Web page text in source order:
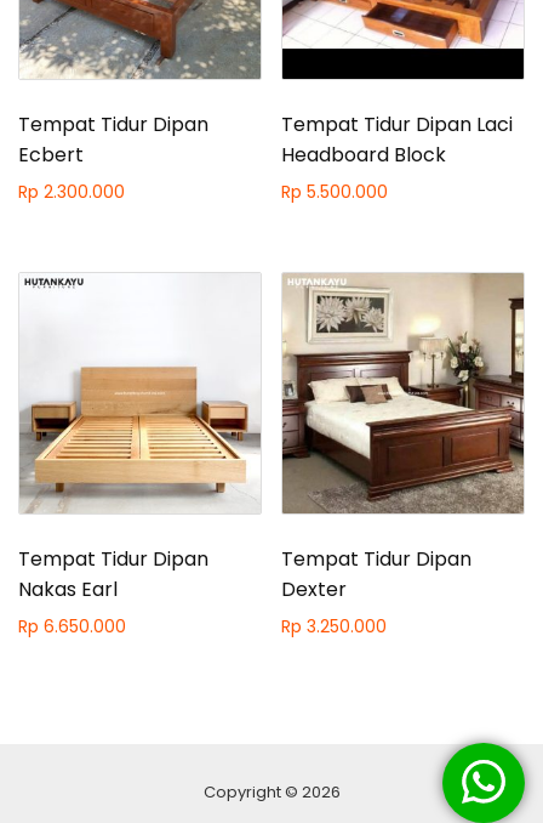
Tempat Tidur Dipan
Ecbert
Rp 2.300.000
Tempat Tidur Dipan Laci
Headboard Block
Rp 5.500.000
Tempat Tidur Dipan
Nakas Earl
Rp 6.650.000
Tempat Tidur Dipan
Dexter
Rp 3.250.000
Copyright © 2026